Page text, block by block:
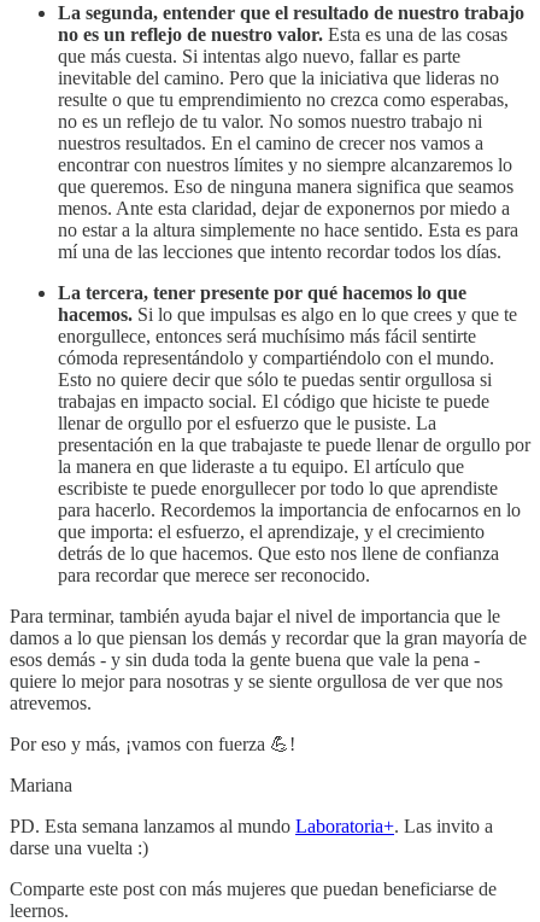
La segunda, entender que el resultado de nuestro trabajo
no es un reflejo de nuestro valor. Esta es una de las cosas
que más cuesta. Si intentas algo nuevo, fallar es parte
inevitable del camino. Pero que la iniciativa que lideras no
resulte o que tu emprendimiento no crezca como esperabas,
no es un reflejo de tu valor. No somos nuestro trabajo ni
nuestros resultados. En el camino de crecer nos vamos a
encontrar con nuestros límites y no siempre alcanzaremos lo
que queremos. Eso de ninguna manera significa que seamos
menos. Ante esta claridad, dejar de exponernos por miedo a
no estar a la altura simplemente no hace sentido. Esta es para
mí una de las lecciones que intento recordar todos los días.
La tercera, tener presente por qué hacemos lo que
hacemos. Si lo que impulsas es algo en lo que crees y que te
enorgullece, entonces será muchísimo más fácil sentirte
cómoda representándolo y compartiéndolo con el mundo.
Esto no quiere decir que sólo te puedas sentir orgullosa si
trabajas en impacto social. El código que hiciste te puede
llenar de orgullo por el esfuerzo que le pusiste. La
presentación en la que trabajaste te puede llenar de orgullo por
la manera en que lideraste a tu equipo. El artículo que
escribiste te puede enorgullecer por todo lo que aprendiste
para hacerlo. Recordemos la importancia de enfocarnos en lo
que importa: el esfuerzo, el aprendizaje, y el crecimiento
detrás de lo que hacemos. Que esto nos llene de confianza
para recordar que merece ser reconocido.
Para terminar, también ayuda bajar el nivel de importancia que le
damos a lo que piensan los demás y recordar que la gran mayoría de
esos demás - y sin duda toda la gente buena que vale la pena -
quiere lo mejor para nosotras y se siente orgullosa de ver que nos
atrevemos.
Por eso y más, ¡vamos con fuerza 💪!
Mariana
PD. Esta semana lanzamos al mundo Laboratoria+. Las invito a
darse una vuelta :)
Comparte este post con más mujeres que puedan beneficiarse de
leernos.